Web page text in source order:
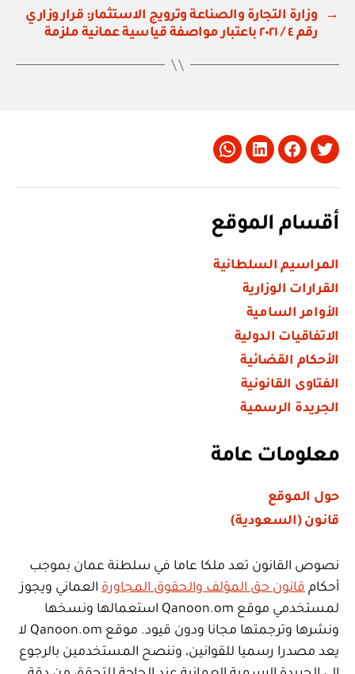
→
وزارة التجارة والصناعة وترويج الاستثمار: قرار وزاري
رقم ٤ / ٢٠٢١ باعتبار مواصفة قياسية عمانية ملزمة
Twitter
Facebook
LinkedIn
Whatsapp
أقسام الموقع
المراسيم السلطانية
القرارات الوزارية
الأوامر السامية
الاتفاقيات الدولية
الأحكام القضائية
الفتاوى القانونية
الجريدة الرسمية
معلومات عامة
حول الموقع
قانون (السعودية)
نصوص القانون تعد ملكا عاما في سلطنة عمان بموجب
أحكام قانون حق المؤلف والحقوق المجاورة العماني ويجوز
لمستخدمي موقع Qanoon.om استعمالها ونسخها
ونشرها وترجمتها مجانا ودون قيود. موقع Qanoon.om لا
يعد مصدرا رسميا للقوانين، وننصح المستخدمين بالرجوع